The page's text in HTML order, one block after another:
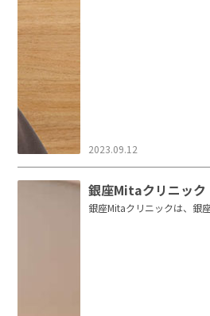
2023.09.12
銀座Mitaクリニック
銀座Mitaクリニックは、銀